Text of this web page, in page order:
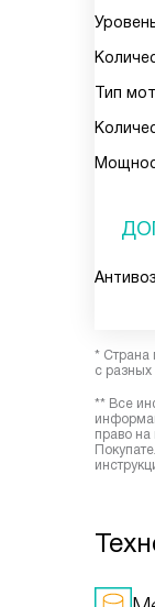
Тип
* Страна
с разных
** Все
право